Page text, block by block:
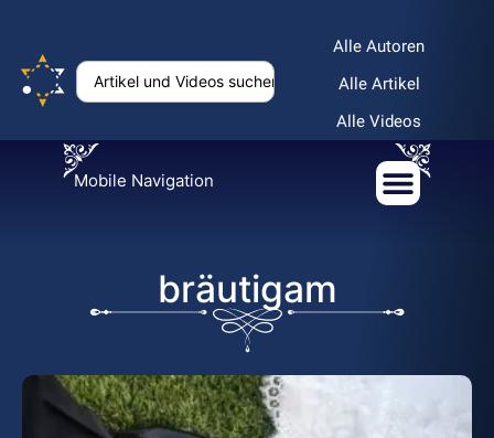
Alle Autoren
Alle Artikel
Alle Videos
Mobile Navigation
bräutigam